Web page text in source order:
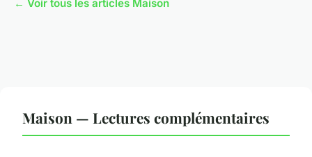
← Voir tous les articles Maison
Maison — Lectures complémentaires